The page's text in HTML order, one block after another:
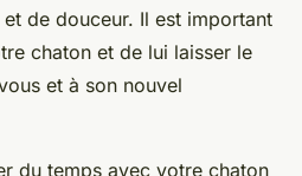
de douceur. Il est important
chaton et de lui laisser le
et à son nouvel
du temps avec votre chaton